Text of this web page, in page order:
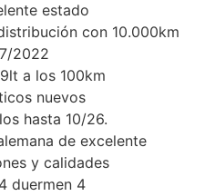
estado
con 10.000km
2022
a los 100km
nuevos
hasta 10/26.
de excelente
y calidades
duermen 4